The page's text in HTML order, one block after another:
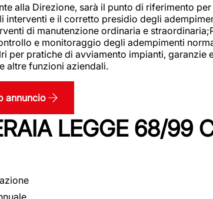
alla Direzione, sarà il punto di riferimento
e il corretto presidio degli
di manutenzione ordinaria e
e monitoraggio degli adempimenti
per pratiche di avviamento impianti,
altre funzioni aziendali.
annuncio
LEGGE 68/99